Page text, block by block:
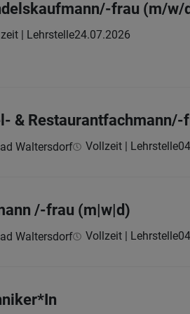
frau (m/w/
| Lehrstelle24.07.2026
& Restaurantfachmann/-
Waltersdorf Vollzeit | Lehrstelle
/-frau (m|w|d)
Waltersdorf Vollzeit | Lehrstelle